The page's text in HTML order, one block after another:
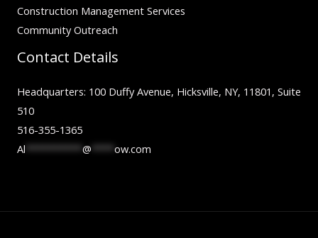
Construction Management Services
Community Outreach
Contact Details
Headquarters: 100 Duffy Avenue, Hicksville, NY, 11801, Suite
510
516-355-1365
Al ********** @ **** ow.com